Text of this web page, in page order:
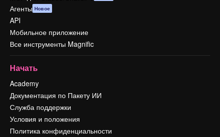
Агенты Новое
API
Мобильное приложение
Все инструменты Magnific
Начать
Academy
Документация по Пакету ИИ
Служба поддержки
Условия и положения
Политика конфиденциальности